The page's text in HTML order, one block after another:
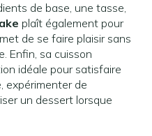
de base, une tasse,
plaît également pour
de se faire plaisir sans
Enfin, sa cuisson
idéale pour satisfaire
expérimenter de
un dessert lorsque